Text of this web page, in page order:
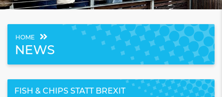
HOME
NEWS
FISH & CHIPS STATT BREXIT